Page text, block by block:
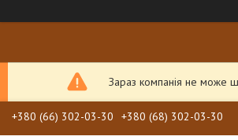
Зараз компанія не може
+380 (66) 302-03-30 +380 (68) 302-03-30